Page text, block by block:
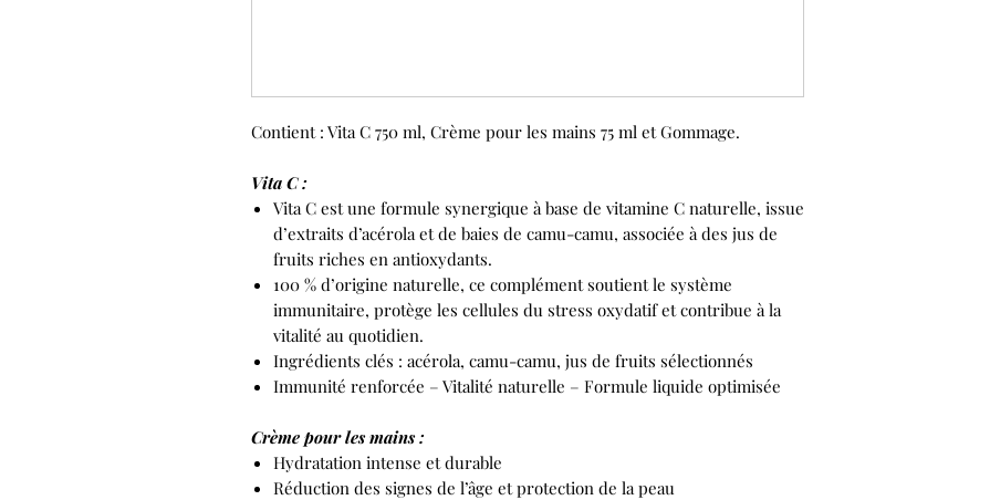
Contient : Vita C 750 ml, Crème pour les mains 75 ml et Gommage.
Vita C :
Vita C est une formule synergique à base de vitamine C naturelle, issue
d’extraits d’acérola et de baies de camu-camu, associée à des jus de
fruits riches en antioxydants.
100 % d’origine naturelle, ce complément soutient le système
immunitaire, protège les cellules du stress oxydatif et contribue à la
vitalité au quotidien.
Ingrédients clés : acérola, camu-camu, jus de fruits sélectionnés
Immunité renforcée – Vitalité naturelle – Formule liquide optimisée
Crème pour les mains :
Hydratation intense et durable
Réduction des signes de l’âge et protection de la peau